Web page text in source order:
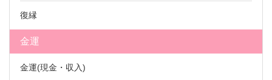
復縁
金運
金運(現金・収入)